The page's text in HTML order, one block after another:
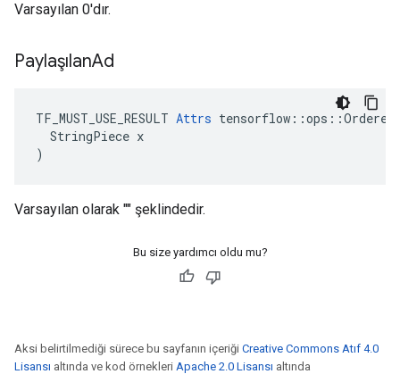
Varsayılan 0'dır.
PaylaşılanAd
TF_MUST_USE_RESULT Attrs
  StringPiece x
)
Varsayılan olarak "" şeklindedir.
Bu size yardımcı oldu mu?
Aksi belirtilmediği sürece bu sayfanın içeriği Creative Commons Atıf 4.0
Lisansı altında ve kod örnekleri Apache 2.0 Lisansı altında